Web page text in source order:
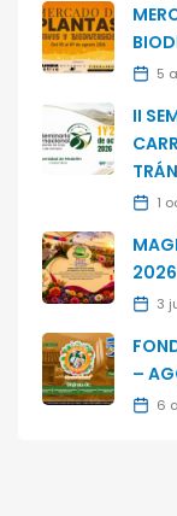
5
II
1
2026
3
–
6